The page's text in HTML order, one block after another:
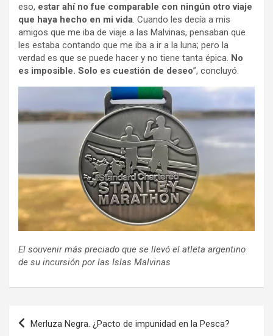
eso, estar ahí no fue comparable con ningún otro viaje
que haya hecho en mi vida. Cuando les decía a mis
amigos que me iba de viaje a las Malvinas, pensaban que
les estaba contando que me iba a ir a la luna; pero la
verdad es que se puede hacer y no tiene tanta épica. No
es imposible. Solo es cuestión de deseo”, concluyó.
El souvenir más preciado que se llevó el atleta argentino
de su incursión por las Islas Malvinas
Navegación
Merluza Negra. ¿Pacto de impunidad en la Pesca?